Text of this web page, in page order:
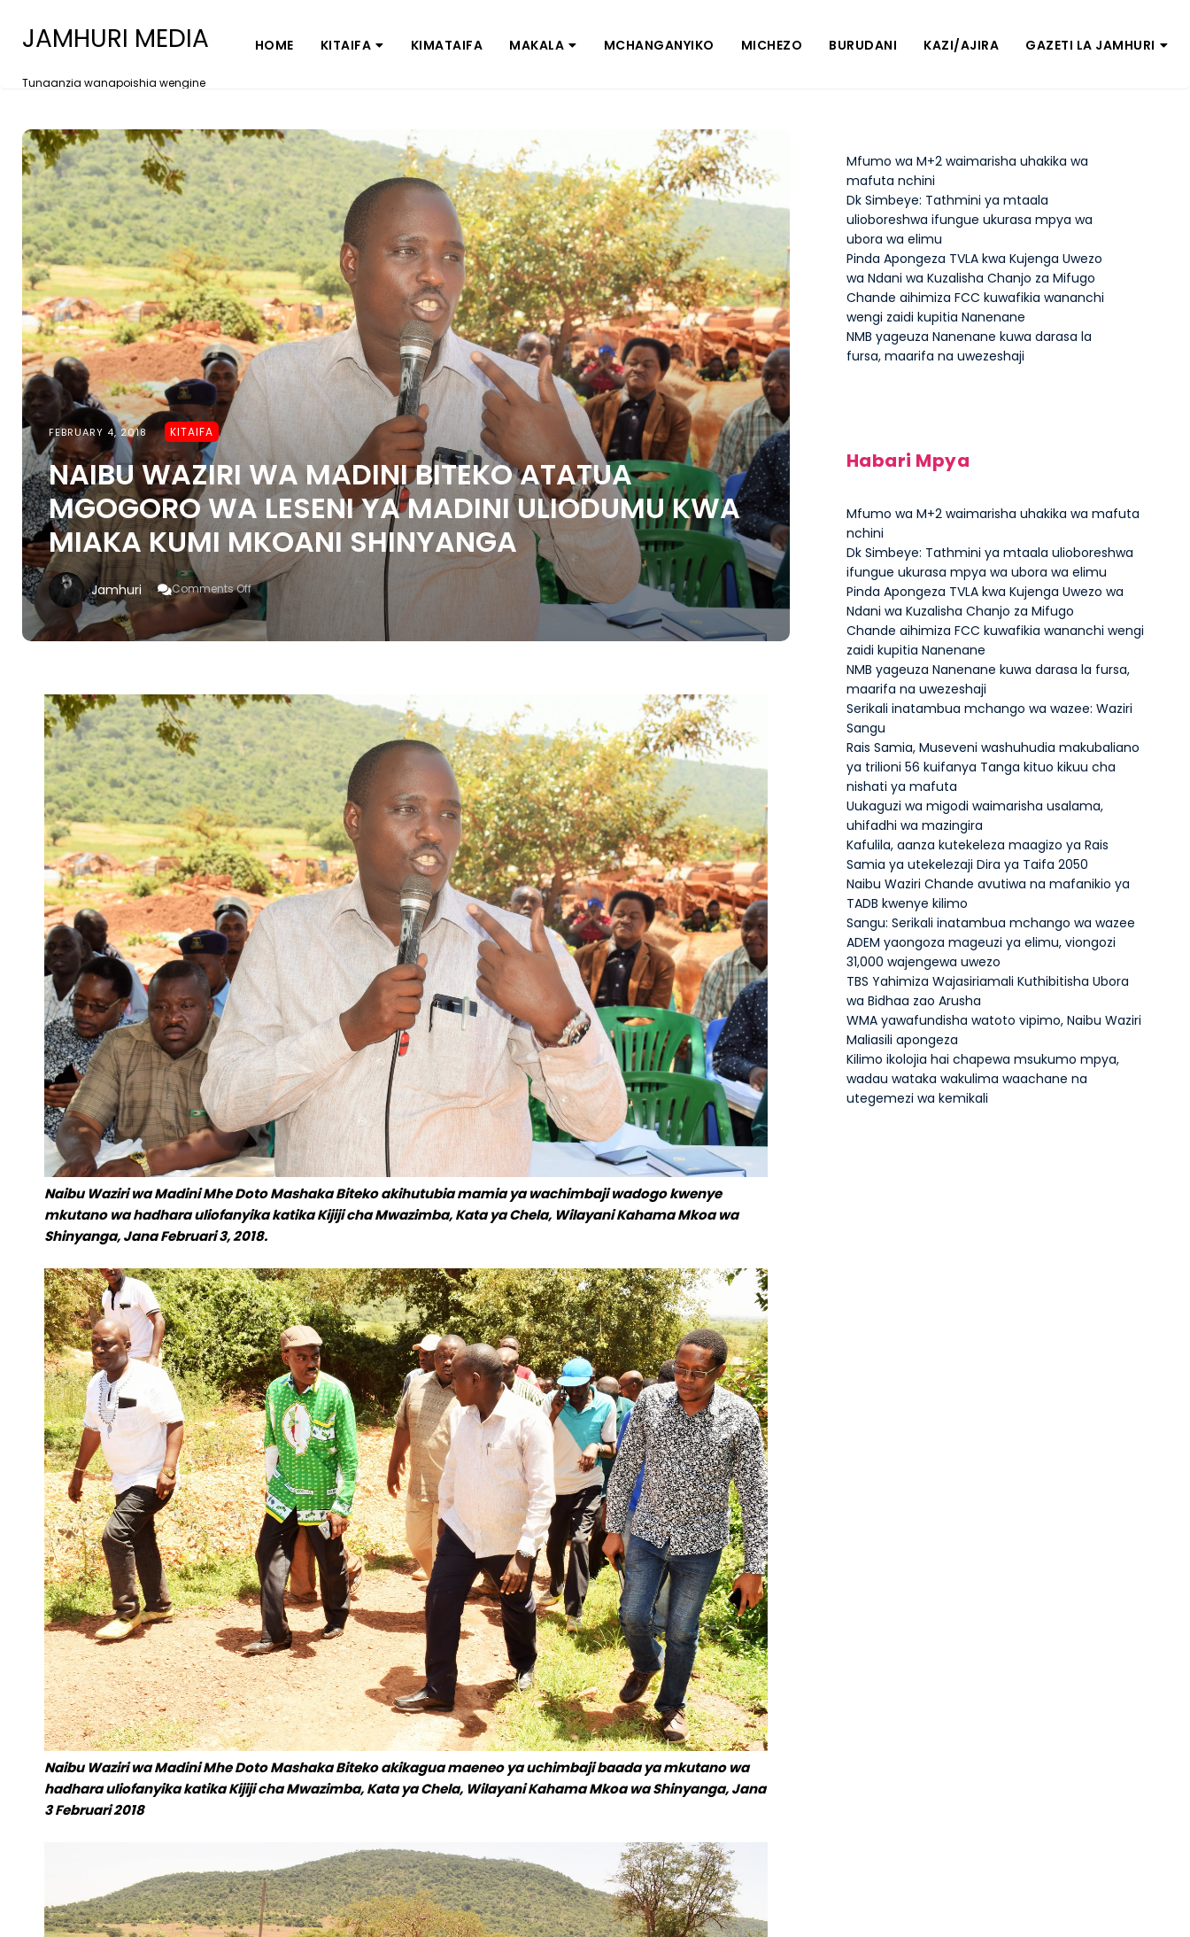
JAMHURI MEDIA
Tunaanzia wanapoishia wengine
HOME KITAIFA KIMATAIFA MAKALA MCHANGANYIKO MICHEZO BURUDANI KAZI/AJIRA GAZETI LA JAMHURI
FEBRUARY 4, 2018 KITAIFA
NAIBU WAZIRI WA MADINI BITEKO ATATUA
MGOGORO WA LESENI YA MADINI ULIODUMU KWA
MIAKA KUMI MKOANI SHINYANGA
Jamhuri Comments Off
On
NAIBU
WAZIRI
WA
MGOGORO
WA
LESENI
YA
MADINI
ULIODUMU
KWA
MIAKA
KUMI
MKOANI
SHINYANGA
Naibu Waziri wa Madini Mhe Doto Mashaka Biteko akihutubia mamia ya wachimbaji wadogo kwenye
mkutano wa hadhara uliofanyika katika Kijiji cha Mwazimba, Kata ya Chela, Wilayani Kahama Mkoa wa
Shinyanga, Jana Februari 3, 2018.
Naibu Waziri wa Madini Mhe Doto Mashaka Biteko akikagua maeneo ya uchimbaji baada ya mkutano wa
hadhara uliofanyika katika Kijiji cha Mwazimba, Kata ya Chela, Wilayani Kahama Mkoa wa Shinyanga, Jana
3 Februari 2018
Mfumo wa M+2 waimarisha uhakika wa
mafuta nchini
Dk Simbeye: Tathmini ya mtaala
ulioboreshwa ifungue ukurasa mpya wa
ubora wa elimu
Pinda Apongeza TVLA kwa Kujenga Uwezo
wa Ndani wa Kuzalisha Chanjo za Mifugo
Chande aihimiza FCC kuwafikia wananchi
wengi zaidi kupitia Nanenane
NMB yageuza Nanenane kuwa darasa la
fursa, maarifa na uwezeshaji
Habari Mpya
Mfumo wa M+2 waimarisha uhakika wa mafuta
nchini
Dk Simbeye: Tathmini ya mtaala ulioboreshwa
ifungue ukurasa mpya wa ubora wa elimu
Pinda Apongeza TVLA kwa Kujenga Uwezo wa
Ndani wa Kuzalisha Chanjo za Mifugo
Chande aihimiza FCC kuwafikia wananchi wengi
zaidi kupitia Nanenane
NMB yageuza Nanenane kuwa darasa la fursa,
maarifa na uwezeshaji
Serikali inatambua mchango wa wazee: Waziri
Sangu
Rais Samia, Museveni washuhudia makubaliano
ya trilioni 56 kuifanya Tanga kituo kikuu cha
nishati ya mafuta
Uukaguzi wa migodi waimarisha usalama,
uhifadhi wa mazingira
Kafulila, aanza kutekeleza maagizo ya Rais
Samia ya utekelezaji Dira ya Taifa 2050
Naibu Waziri Chande avutiwa na mafanikio ya
TADB kwenye kilimo
Sangu: Serikali inatambua mchango wa wazee
ADEM yaongoza mageuzi ya elimu, viongozi
31,000 wajengewa uwezo
TBS Yahimiza Wajasiriamali Kuthibitisha Ubora
wa Bidhaa zao Arusha
WMA yawafundisha watoto vipimo, Naibu Waziri
Maliasili apongeza
Kilimo ikolojia hai chapewa msukumo mpya,
wadau wataka wakulima waachane na
utegemezi wa kemikali